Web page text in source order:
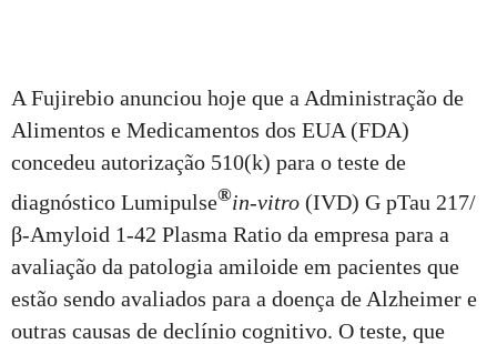
A Fujirebio anunciou hoje que a Administração de
Alimentos e Medicamentos dos EUA (FDA)
concedeu autorização 510(k) para o teste de
diagnóstico Lumipulse®in-vitro (IVD) G pTau 217/
β-Amyloid 1-42 Plasma Ratio da empresa para a
avaliação da patologia amiloide em pacientes que
estão sendo avaliados para a doença de Alzheimer e
outras causas de declínio cognitivo. O teste, que